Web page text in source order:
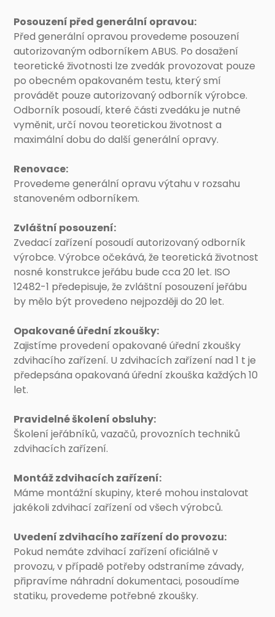
Posouzení před generální opravou:
Před generální opravou provedeme posouzení
autorizovaným odborníkem ABUS. Po dosažení
teoretické životnosti lze zvedák provozovat pouze
po obecném opakovaném testu, který smí
provádět pouze autorizovaný odborník výrobce.
Odborník posoudí, které části zvedáku je nutné
vyměnit, určí novou teoretickou životnost a
maximální dobu do další generální opravy.
Renovace:
Provedeme generální opravu výtahu v rozsahu
stanoveném odborníkem.
Zvláštní posouzení:
Zvedací zařízení posoudí autorizovaný odborník
výrobce. Výrobce očekává, že teoretická životnost
nosné konstrukce jeřábu bude cca 20 let. ISO
12482-1 předepisuje, že zvláštní posouzení jeřábu
by mělo být provedeno nejpozději do 20 let.
Opakované úřední zkoušky:
Zajistíme provedení opakované úřední zkoušky
zdvihacího zařízení. U zdvihacích zařízení nad 1 t je
předepsána opakovaná úřední zkouška každých 10
let.
Pravidelné školení obsluhy:
Školení jeřábníků, vazačů, provozních techniků
zdvihacích zařízení.
Montáž zdvihacích zařízení:
Máme montážní skupiny, které mohou instalovat
jakékoli zdvihací zařízení od všech výrobců.
Uvedení zdvihacího zařízení do provozu:
Pokud nemáte zdvihací zařízení oficiálně v
provozu, v případě potřeby odstraníme závady,
připravíme náhradní dokumentaci, posoudíme
statiku, provedeme potřebné zkoušky.